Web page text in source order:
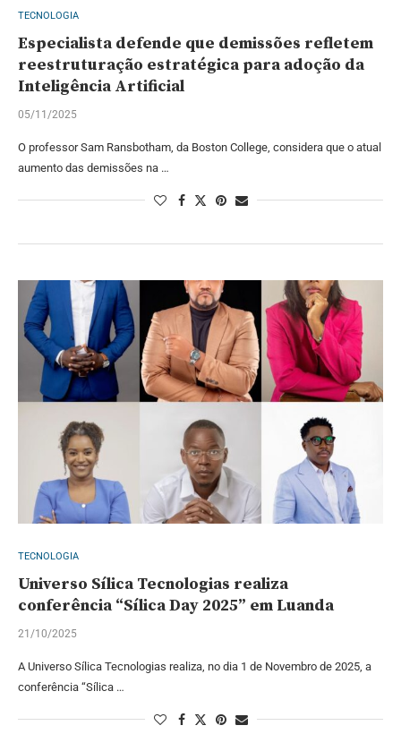
TECNOLOGIA
Especialista defende que demissões refletem
reestruturação estratégica para adoção da
Inteligência Artificial
05/11/2025
O professor Sam Ransbotham, da Boston College, considera que o atual
aumento das demissões na …
TECNOLOGIA
Universo Sílica Tecnologias realiza
conferência “Sílica Day 2025” em Luanda
21/10/2025
A Universo Sílica Tecnologias realiza, no dia 1 de Novembro de 2025, a
conferência “Sílica …